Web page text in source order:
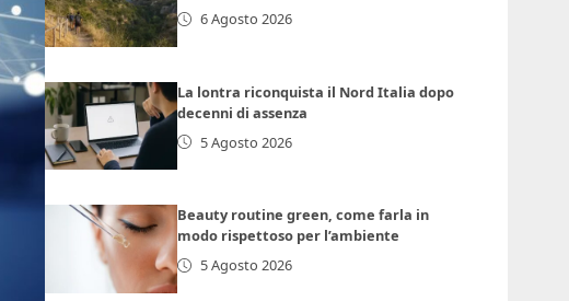
6 Agosto 2026
La lontra riconquista il Nord Italia dopo
decenni di assenza
5 Agosto 2026
Beauty routine green, come farla in
modo rispettoso per l’ambiente
5 Agosto 2026